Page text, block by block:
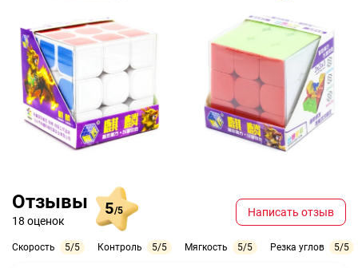
Отзывы
18 оценок
5/5
Скорость 5/5 Контроль 5/5 Мягкость 5/5 Резка углов 5/5
Написать отзыв